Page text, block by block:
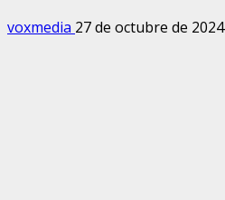
voxmedia 27 de octubre de 2024